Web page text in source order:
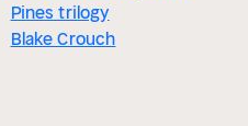
Pines trilogy
Blake Crouch